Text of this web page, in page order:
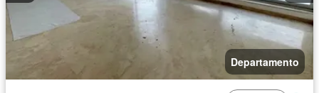
Departamento